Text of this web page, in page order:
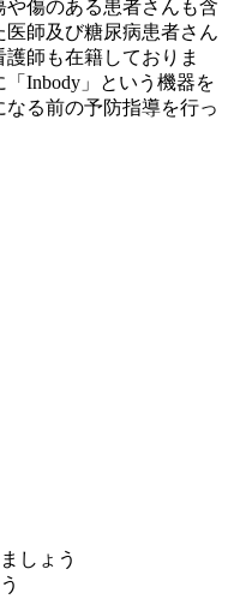
傷のある患者さんも含
師及び糖尿病患者さん
師も在籍しておりま
Inbody」という機器を
る前の予防指導を行っ
しょう